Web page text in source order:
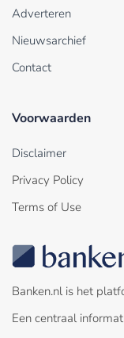
Adverteren
Nieuwsarchief
Contact
Voorwaarden
Disclaimer
Privacy Policy
Terms of Use
Banken.nl is het
Een centraal